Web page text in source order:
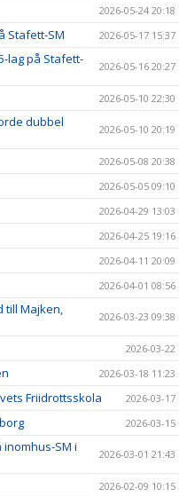
2026-05-24 20:18
Stafett-SM 2026-05-17 15:37
lag på Stafett-
2026-05-16 20:27
2026-05-10 22:30
dubbel
2026-05-10 20:19
2026-05-08 20:38
2026-05-05 09:10
2026-04-29 13:03
2026-04-25 19:16
2026-04-11 20:09
2026-04-01 08:56
till Majken,
2026-03-23 09:38
2026-03-22
2026-03-18 11:23
Friidrottsskola 2026-03-17
2026-03-15
SM i
2026-03-01 21:43
2026-02-09 10:15